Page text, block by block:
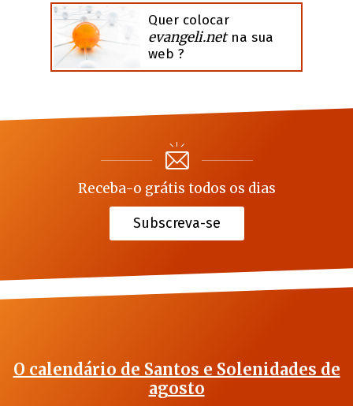
Quer colocar
evangeli.netna sua
web ?
Receba-o grátis todos os dias
Subscreva-se
O calendário de Santos e Solenidades de
agosto